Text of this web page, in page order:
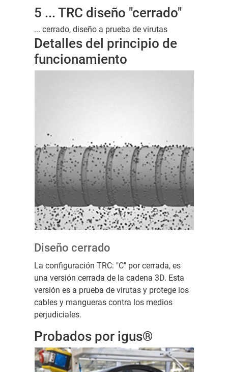
5 ... TRC diseño "cerrado"
... cerrado, diseño a prueba de virutas
Detalles del principio de
funcionamiento
Diseño cerrado
La configuración TRC: "C" por cerrada, es
una versión cerrada de la cadena 3D. Esta
versión es a prueba de virutas y protege los
cables y mangueras contra los medios
perjudiciales.
Probados por igus®